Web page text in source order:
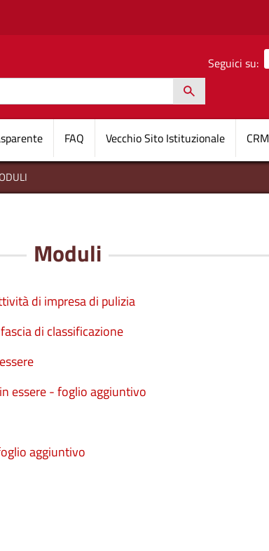
Seguici su:
h
principale
FAQ Vecchio Sito Istituzionale CRM
Moduli
di impresa di pulizia
di classificazione
essere - foglio aggiuntivo
aggiuntivo